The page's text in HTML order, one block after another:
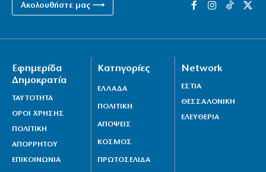
Ακολουθήστε μας ⟶
Εφημερίδα
Δημοκρατία
ΤΑΥΤΟΤΗΤΑ
ΟΡΟΙ ΧΡΗΣΗΣ
ΠΟΛΙΤΙΚΗ
ΑΠΟΡΡΗΤΟΥ
ΕΠΙΚΟΙΝΩΝΙΑ
Κατηγορίες
ΕΛΛΑΔΑ
ΠΟΛΙΤΙΚΗ
ΑΠΟΨΕΙΣ
ΚΟΣΜΟΣ
ΠΡΩΤΟΣΕΛΙΔΑ
Network
ΕΣΤΙΑ
ΘΕΣΣΑΛΟΝΙΚΗ
ΕΛΕΥΘΕΡΙΑ